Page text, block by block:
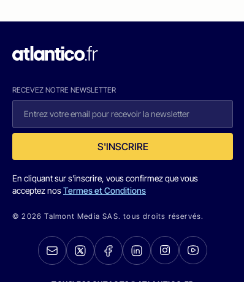
RECEVEZ NOTRE NEWSLETTER
S'INSCRIRE
En cliquant sur s'inscrire, vous confirmez que vous
acceptez nosTermes et Conditions
© 2026 Talmont Media SAS. tous droits réservés.